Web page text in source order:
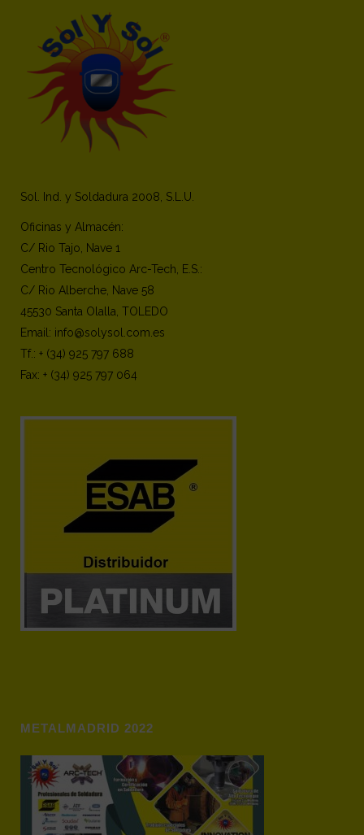
Sol. Ind. y Soldadura 2008, S.L.U.
Oficinas y Almacén:
C/ Rio Tajo, Nave 1
Centro Tecnológico Arc-Tech, E.S.:
C/ Rio Alberche, Nave 58
45530 Santa Olalla, TOLEDO
Email: info@solysol.com.es
Tf.: + (34) 925 797 688
Fax: + (34) 925 797 064
METALMADRID 2022